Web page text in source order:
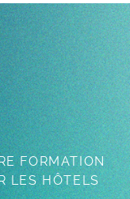
FORMATION
LES HÔTELS